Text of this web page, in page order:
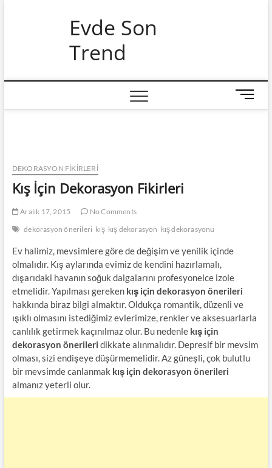
Evde Son
Trend
M
e
DEKORASYON FİKİRLERİ
Kış İçin Dekorasyon Fikirleri
Aralık 17, 2015
No Comments
dekorasyon önerileri kış kış dekorasyon kış dekorasyonu
Ev halimiz, mevsimlere göre de değişim ve yenilik içinde
olmalıdır. Kış aylarında evimiz de kendini hazırlamalı,
dışarıdaki havanın soğuk dalgalarını profesyonelce izole
etmelidir. Yapılması gereken kış için dekorasyon önerileri
hakkında biraz bilgi almaktır. Oldukça romantik, düzenli ve
ışıklı olmasını istediğimiz evlerimize, renkler ve aksesuarlarla
canlılık getirmek kaçınılmaz olur. Bu nedenle kış için
dekorasyon önerileri dikkate alınmalıdır. Depresif bir mevsim
olması, sizi endişeye düşürmemelidir. Az güneşli, çok bulutlu
bir mevsimde canlanmak kış için dekorasyon önerileri
almanız yeterli olur.